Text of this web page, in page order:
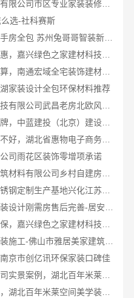
苏州百年豪庭新材料有限公司市区专业家装装修多少钱
选-社科赛斯
工业园区工程施工二手房全包 苏州兔哥哥智装新材料
专业整体装饰公司预算，南通宏域全宅装饰建材精确报价
家装设计全包环保材料推荐
杨凌全包装修十大品牌，中蓝建投（北京）建设有限公司武功分公司口碑之选
便宜数码家电平台好不好，湖北省惠物电子商务有限公司评测
司雨花区装饰零增项承诺
江苏东钢厂家全屋不锈钢定制生产基地兴化江苏东钢金属科技有限公司
佛山禅城品质装饰家装施工-佛山市雅居美家建筑装饰工程有限公司
京市创亿讯环保家装口碑佳
鄂州有设计感装修公司实景案例，湖北百年米莱空间美学装饰材料有限公司
襄阳设计装修轻奢风，湖北百年米莱空间美学装饰材料有限公司打造理想居所